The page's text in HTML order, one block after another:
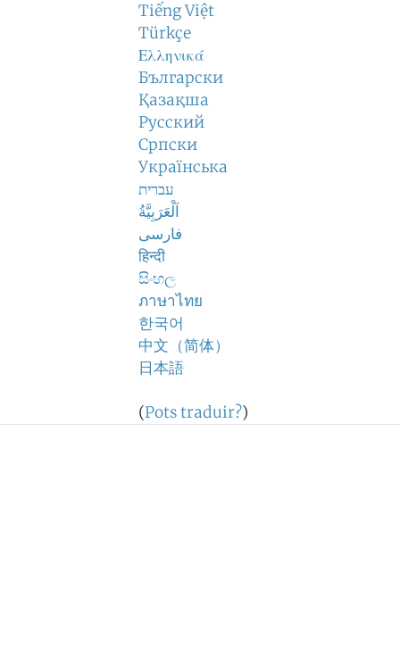
Tiếng Việt
Türkçe
Ελληνικά
Български
Қазақша
Русский
Српски
Українська
עברית
اَلْعَرَبِيَّةُ
فارسی
हिन्दी
සිංහල
ภาษาไทย
한국어
中文（简体）
日本語
(Pots traduir?)